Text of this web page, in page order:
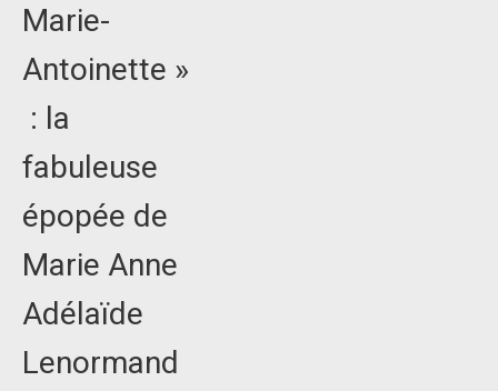
Marie-
Antoinette »
: la
fabuleuse
épopée de
Marie Anne
Adélaïde
Lenormand